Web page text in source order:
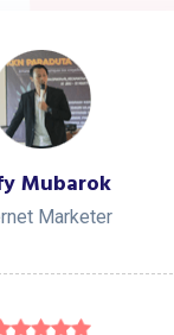
Mubarok
Marketer